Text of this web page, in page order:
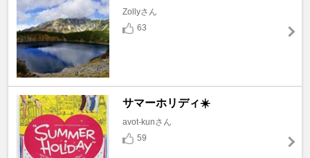
Zollyさん
63
サマーホリディ☀️
avot-kunさん
59